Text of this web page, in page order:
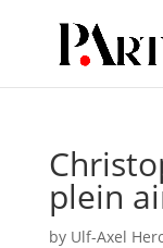
plein
by Ulf-Axel